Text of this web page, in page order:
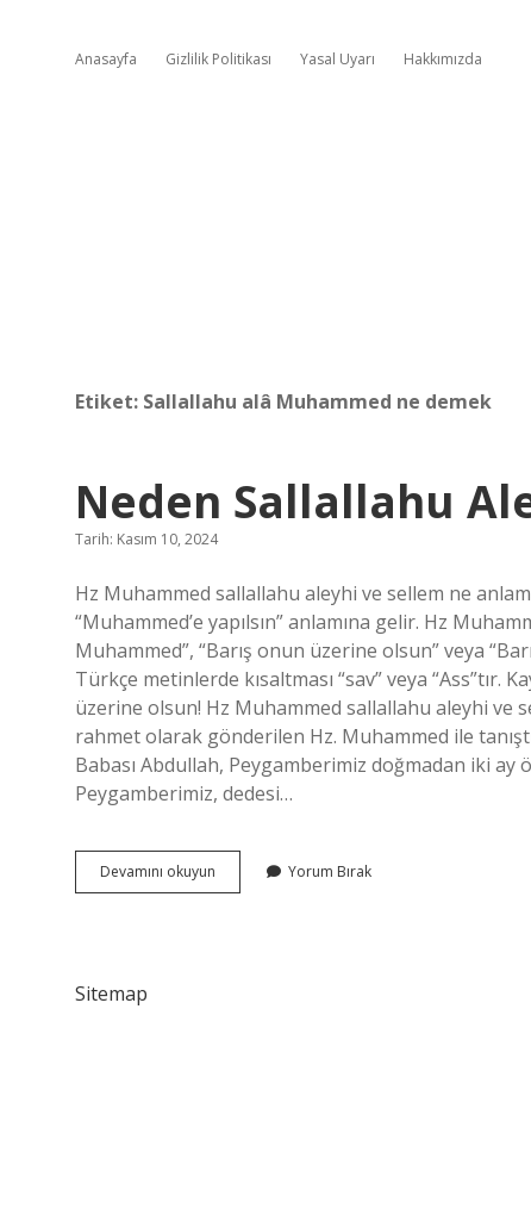
Anasayfa Gizlilik Politikası Yasal Uyarı Hakkımızda
Etiket: Sallallahu alâ Muhammed ne demek
Neden Sallallahu
Tarih: Kasım 10, 2024
Hz Muhammed sallallahu aleyhi ve sellem ne
“Muhammed’e yapılsın” anlamına gelir. Hz
Muhammed”, “Barış onun üzerine olsun” veya
Türkçe metinlerde kısaltması “sav” veya “Ass”tır.
üzerine olsun! Hz Muhammed sallallahu aleyhi ve
rahmet olarak gönderilen Hz. Muhammed ile
Babası Abdullah, Peygamberimiz doğmadan iki
Peygamberimiz, dedesi…
Devamını okuyun
Sallallahu
Yorum Bırak
Sitemap